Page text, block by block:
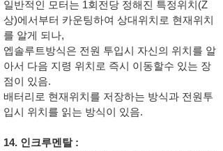
일반적인 모터는 1회전당 정해진 특정위치(Z
상)에서부터 카운팅하여 상대위치로 현재위치
를 알게 되나,
엡솔루트방식은 전원 투입시 자신의 위치를 알
아서 다음 지령 위치로 즉시 이동할수 있는 장
점이 있음.
배터리로 현재위치를 저장하는 방식과 전원투
입시 위치를 읽는 방식이 있음.
14. 인크루멘탈 :